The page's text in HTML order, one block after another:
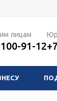
лицам
91-12